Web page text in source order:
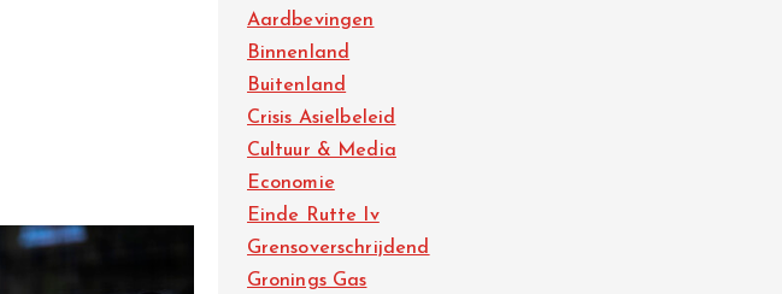
Aardbevingen
Binnenland
Buitenland
Crisis Asielbeleid
Cultuur & Media
Economie
Einde Rutte Iv
Grensoverschrijdend
Gronings Gas